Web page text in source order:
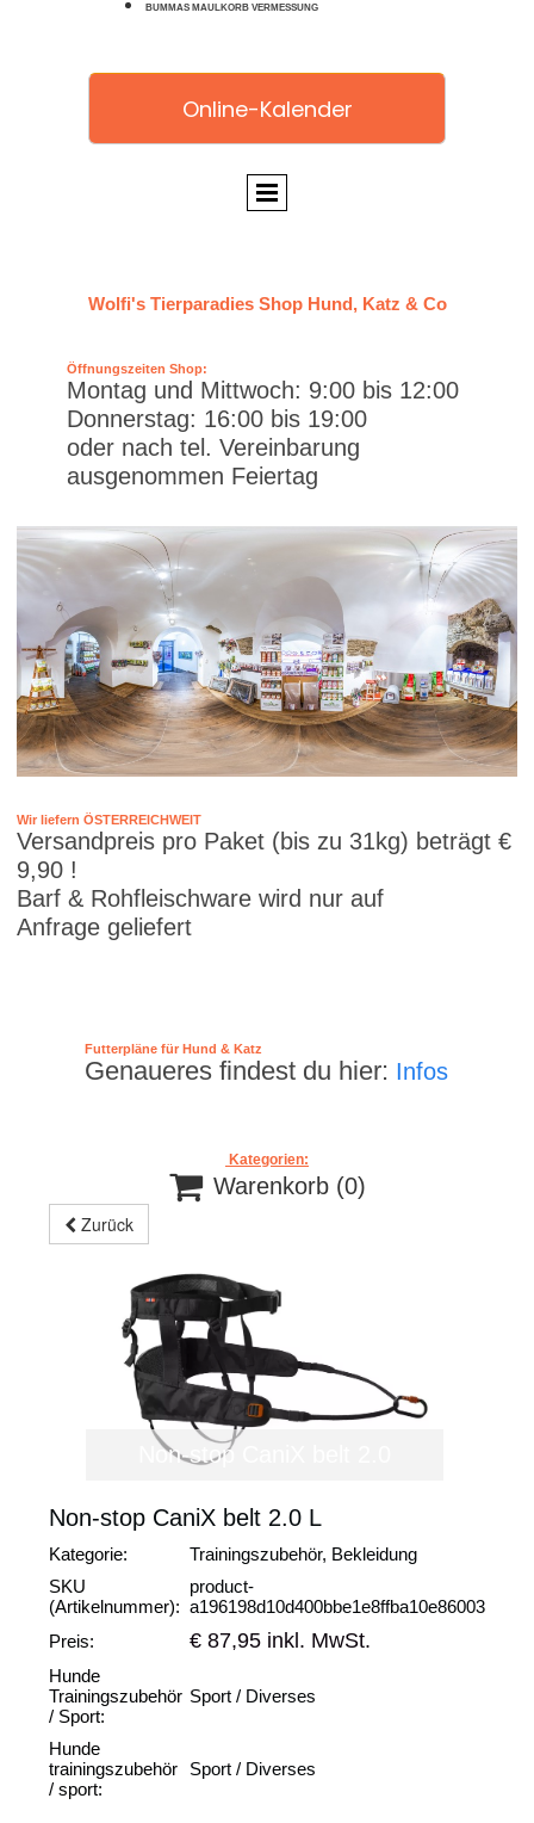
BUMMAS MAULKORB VERMESSUNG
Online-Kalender
Wolfi's Tierparadies Shop Hund, Katz & Co
Öffnungszeiten Shop:
Montag und Mittwoch: 9:00 bis 12:00
Donnerstag: 16:00 bis 19:00
oder nach tel. Vereinbarung
ausgenommen Feiertag
Wir liefern ÖSTERREICHWEIT
Versandpreis pro Paket (bis zu 31kg) beträgt €
9,90 !
Barf & Rohfleischware wird nur auf
Anfrage geliefert
Futterpläne für Hund & Katz
Genaueres findest du hier: Infos
Kategorien:
 Warenkorb (0)
Zurück
Non-stop CaniX belt 2.0
Non-stop CaniX belt 2.0 L
Kategorie:
Trainingszubehör, Bekleidung
SKU
(Artikelnummer):
product-
a196198d10d400bbe1e8ffba10e86003
Preis:
€ 87,95 inkl. MwSt.
Hunde
Trainingszubehör
/ Sport:
Sport / Diverses
Hunde
trainingszubehör
/ sport:
Sport / Diverses